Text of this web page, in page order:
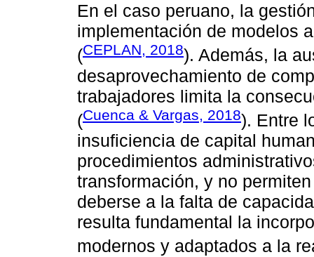
En el caso peruano, la
implementación de modelos
(CEPLAN, 2018). Además, la
desaprovechamiento de
trabajadores limita la
(Cuenca & Vargas, 2018). Entre
insuficiencia de capital
procedimientos
transformación, y no
deberse a la falta de
resulta fundamental la
modernos y adaptados a la